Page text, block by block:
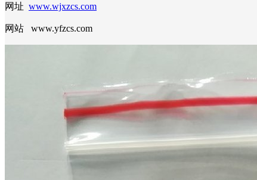
网址 www.wjxzcs.com
网站 www.yfzcs.com